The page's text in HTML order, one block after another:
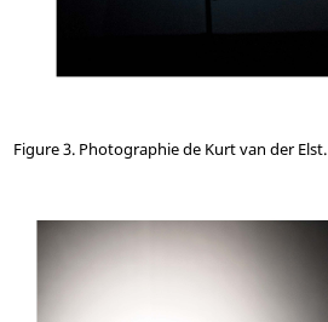
Figure 3. Photographie de Kurt van der Elst.